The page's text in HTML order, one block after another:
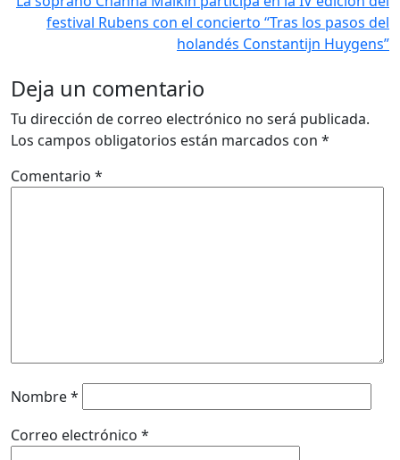
festival Rubens con el concierto “Tras los pasos del
holandés Constantijn Huygens”
Deja un comentario
Tu dirección de correo electrónico no será publicada.
Los campos obligatorios están marcados con *
Comentario *
Nombre*
Correo electrónico *